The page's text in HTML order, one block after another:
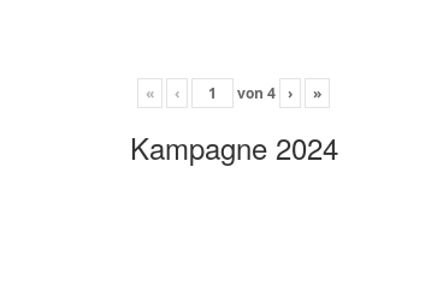
« ‹ von 4 › »
Kampagne 2024